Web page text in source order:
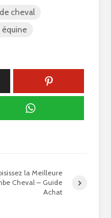
cheval
la Meilleure
Cheval – Guide
Achat